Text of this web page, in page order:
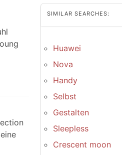
SIMILAR SEARCHES:
Huawei
Nova
Handy
Selbst
Gestalten
Sleepless
Crescent moon